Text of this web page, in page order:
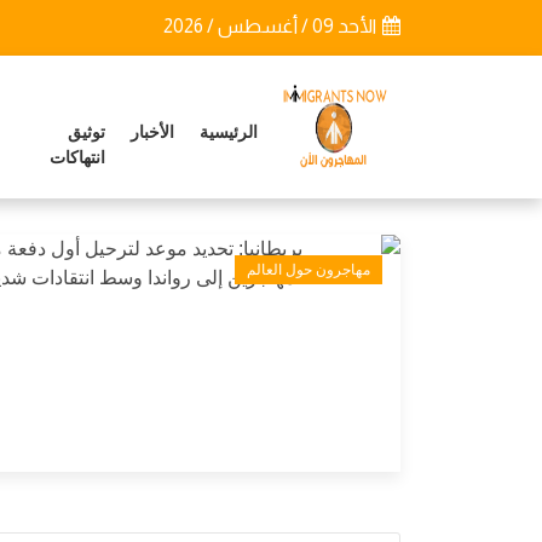
الأحد 09 / أغسطس / 2026
الرئيسية الأخبار
توثيق
انتهاكات
مهاجرون حول العالم